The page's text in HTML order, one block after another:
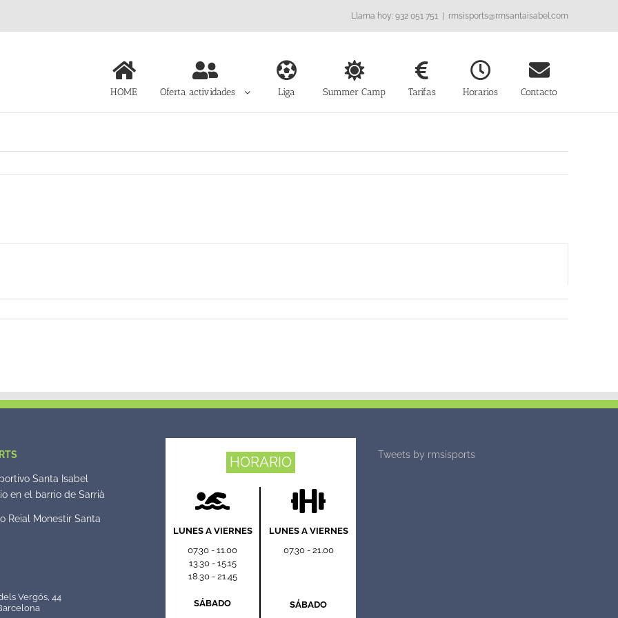
Llama hoy: 932 051 751 | rmsisports@rmsantaisabel.com
HOME Oferta actividades Liga Summer Camp Tarifas Horarios Contacto
Santa Isabel
en el barrio de Sarrià
Reial Monestir Santa
Vergós, 44
HORARIO
LUNES A VIERNES
07.30 - 11.00
13.30 - 15.15
18.30 - 21.45
SÁBADO
LUNES A VIERNES
07.30 - 21.00
SÁBADO
Tweets by rmsisports